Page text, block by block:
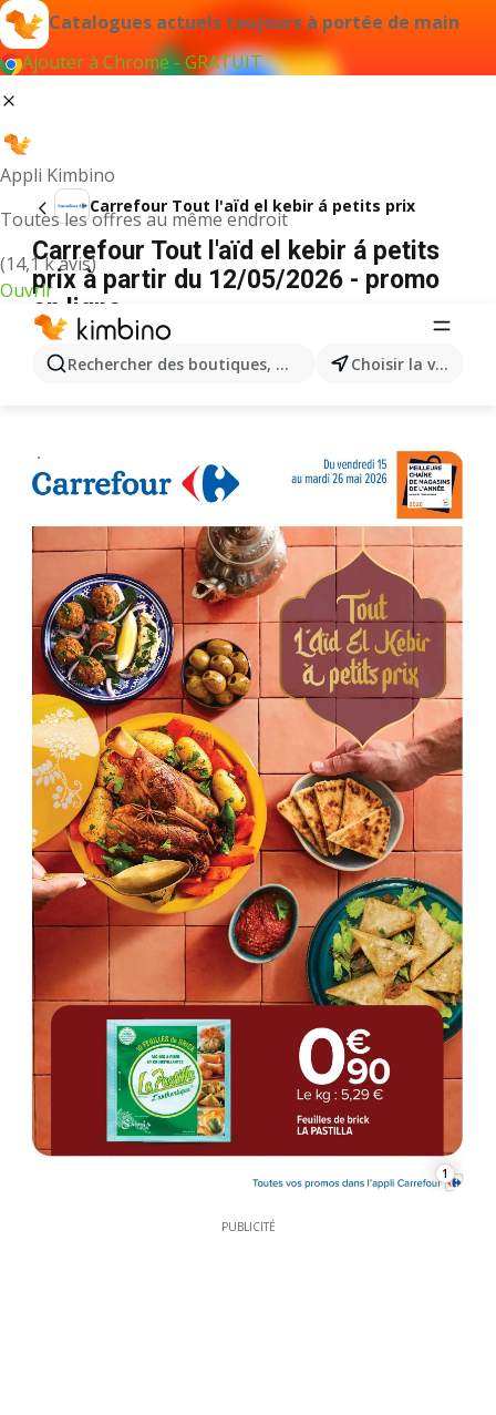
Catalogues actuels toujours à portée de main
Ajouter à Chrome - GRATUIT
Appli Kimbino
Toutes les offres au même endroit
(14,1 k avis)
Ouvrir
Rechercher des boutiques, des catégories, des Choisir la ville
Carrefour Tout l'aïd el kebir á petits prix
Carrefour Tout l'aïd el kebir á petits
prix à partir du 12/05/2026 - promo
en ligne
1
PUBLICITÉ